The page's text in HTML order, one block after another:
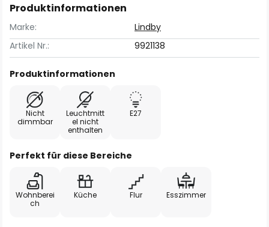
Produktinformationen
Marke:
Lindby
Artikel Nr.:
9921138
Produktinformationen
Nicht
dimmbar
Leuchtmitt
el nicht
enthalten
E27
Perfekt für diese Bereiche
Wohnberei
ch
Küche Flur Esszimmer